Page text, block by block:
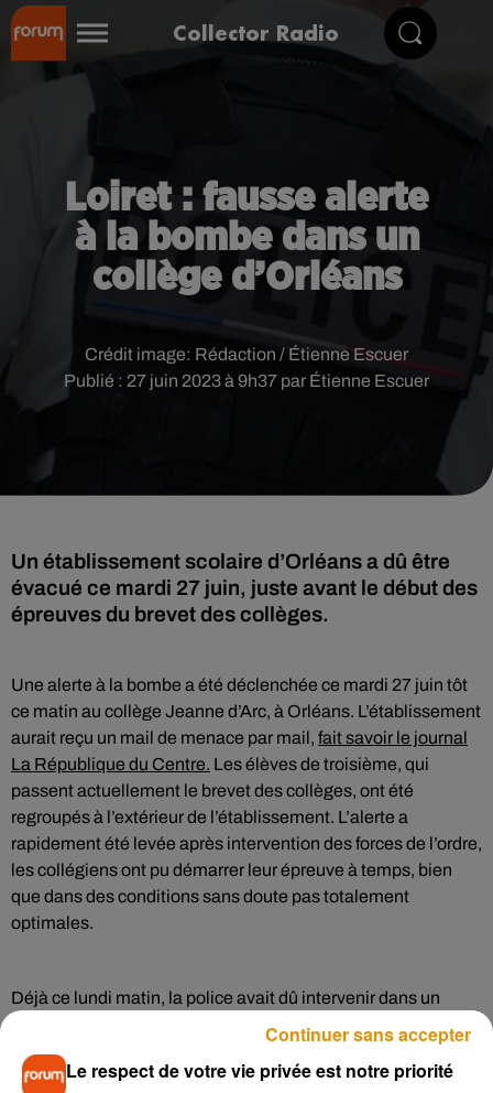
Collector Radio
Loiret : fausse alerte
à la bombe dans un
collège d’Orléans
Publié : 27 juin 2023 à 9h37 par Étienne Escuer
Crédit image: Rédaction / Étienne Escuer
Un établissement scolaire d’Orléans a dû être
évacué ce mardi 27 juin, juste avant le début des
épreuves du brevet des collèges.
Une alerte à la bombe a été déclenchée ce mardi 27 juin tôt
ce matin au collège Jeanne d’Arc, à Orléans. L’établissement
aurait reçu un mail de menace par mail, fait savoir le journal
La République du Centre. Les élèves de troisième, qui
passent actuellement le brevet des collèges, ont été
regroupés à l’extérieur de l’établissement. L’alerte a
rapidement été levée après intervention des forces de l’ordre,
les collégiens ont pu démarrer leur épreuve à temps, bien
que dans des conditions sans doute pas totalement
optimales.
Déjà ce lundi matin, la police avait dû intervenir dans un
autre établissement de l’agglomération, le collège Saint-
Exupéry, à Saint-Jean-de-Braye. Dans la nuit de dimanche à
lundi, les locaux ont été recouverts de tags menaçants,
Le respect de votre vie privée est notre priorité
Continuer sans accepter